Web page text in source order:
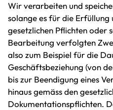
Wir verarbeiten und
solange es für die Erfüllung
gesetzlichen Pflichten oder
Bearbeitung verfolgten
also zum Beispiel für die
Geschäftsbeziehung (von
bis zur Beendigung eines
hinaus gemäss den
Dokumentationspflichten.